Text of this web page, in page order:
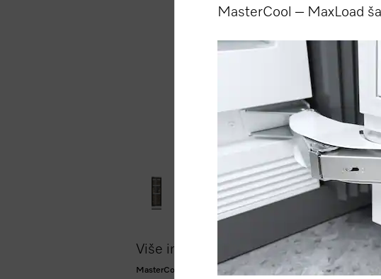
Više informacija o proizvodu
MasterCool vinska jedinica Za vrhunski dizajn i tehnologiju u
MasterCool – MaxLoad